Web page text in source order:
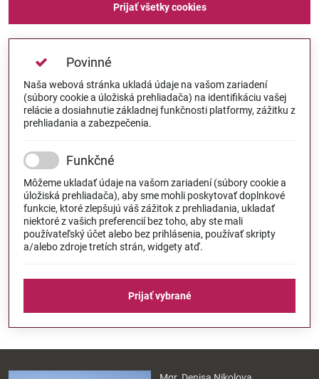
Prijať všetky cookies
Povinné
Naša webová stránka ukladá údaje na vašom zariadení
(súbory cookie a úložiská prehliadača) na identifikáciu vašej
relácie a dosiahnutie základnej funkčnosti platformy, zážitku z
prehliadania a zabezpečenia.
Funkčné
Môžeme ukladať údaje na vašom zariadení (súbory cookie a
úložiská prehliadača), aby sme mohli poskytovať doplnkové
funkcie, ktoré zlepšujú váš zážitok z prehliadania, ukladať
niektoré z vašich preferencií bez toho, aby ste mali
používateľský účet alebo bez prihlásenia, používať skripty
a/alebo zdroje tretích strán, widgety atď.
Prijať vybrané